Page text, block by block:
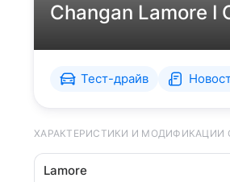
Changan Lamore I
Тест-драйв
ХАРАКТЕРИСТИКИ И МОДИФИКАЦИИ
Lamore